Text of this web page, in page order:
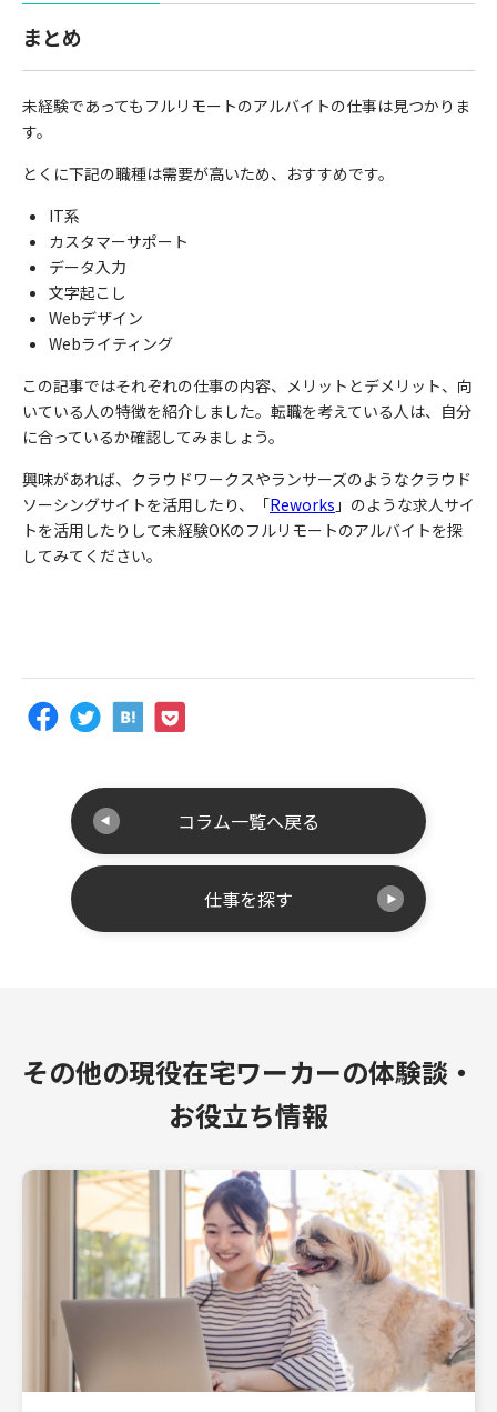
まとめ
未経験であってもフルリモートのアルバイトの仕事は見つかりま
す。
とくに下記の職種は需要が高いため、おすすめです。
IT系
カスタマーサポート
データ入力
文字起こし
Webデザイン
Webライティング
この記事ではそれぞれの仕事の内容、メリットとデメリット、向
いている人の特徴を紹介しました。転職を考えている人は、自分
に合っているか確認してみましょう。
興味があれば、クラウドワークスやランサーズのようなクラウド
ソーシングサイトを活用したり、「Reworks 」 のような求人サイ
トを活用したりして未経験OKのフルリモートのアルバイトを探
してみてください。
コラム一覧へ戻る
仕事を探す
その他の現役在宅ワーカーの体験談・
お役立ち情報